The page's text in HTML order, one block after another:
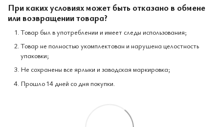
При каких условиях может быть отказано в обмене
или возвращении товара?
Товар был в употреблении и имеет следы использования;
Товар не полностью укомплектован и нарушена целостность
упаковки;
Не сохранены все ярлыки и заводская маркировка;
Прошло 14 дней со дня покупки.